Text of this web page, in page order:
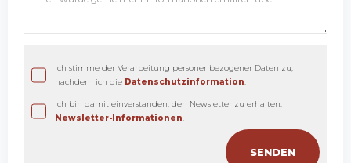
Ich stimme der Verarbeitung personenbezogener Daten zu,
nachdem ich die Datenschutzinformation
Ich bin damit einverstanden, den Newsletter zu erhalten.
Newsletter-Informationen